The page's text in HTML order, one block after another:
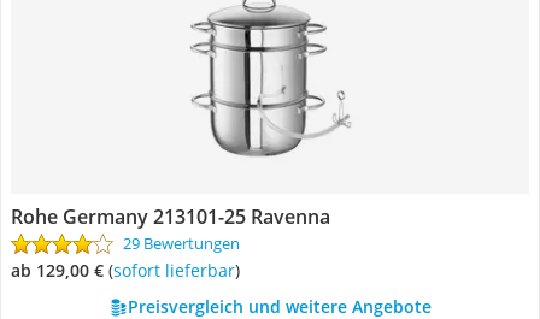
Rohe Germany 213101-25 Ravenna
29 Bewertungen
ab 129,00 € ( Sofort lieferbar)
Preisvergleich und weitere Angebote